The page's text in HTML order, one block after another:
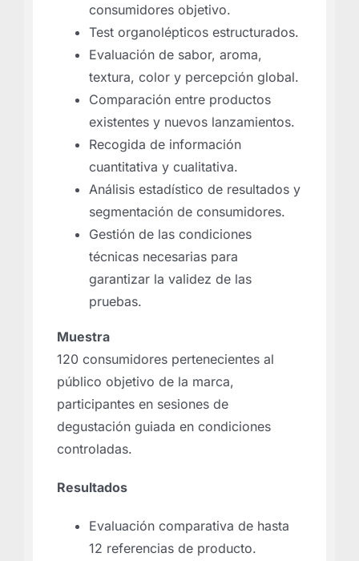
consumidores objetivo.
Test organolépticos estructurados.
Evaluación de sabor, aroma,
textura, color y percepción global.
Comparación entre productos
existentes y nuevos lanzamientos.
Recogida de información
cuantitativa y cualitativa.
Análisis estadístico de resultados y
segmentación de consumidores.
Gestión de las condiciones
técnicas necesarias para
garantizar la validez de las
pruebas.
Muestra
120 consumidores pertenecientes al
público objetivo de la marca,
participantes en sesiones de
degustación guiada en condiciones
controladas.
Resultados
Evaluación comparativa de hasta
12 referencias de producto.